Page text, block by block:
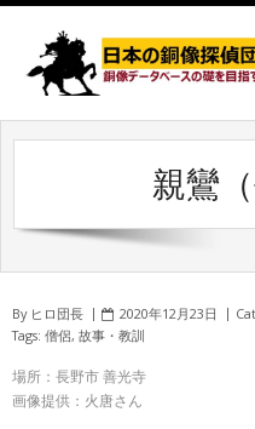
親鸞
By ヒロ団長 2020年12月23日
Tags: 僧侶, 故事・教訓
場所：長野市 善光寺
画像提供：火唐さん